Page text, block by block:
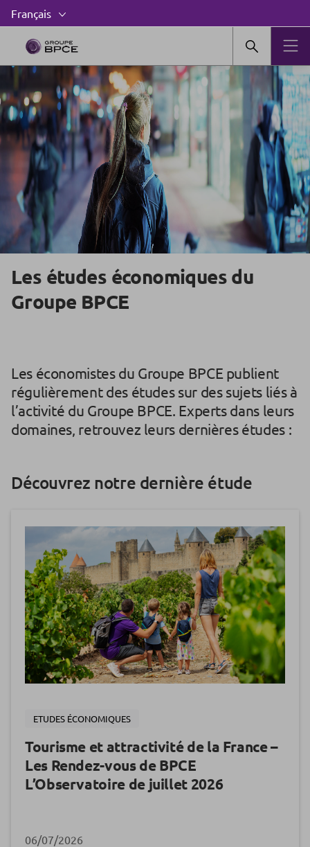
Les études économiques du
Groupe BPCE
Les économistes du Groupe BPCE publient
régulièrement des études sur des sujets liés à
l’activité du Groupe BPCE. Experts dans leurs
domaines, retrouvez leurs dernières études :
Découvrez notre dernière étude
ETUDES ÉCONOMIQUES
Tourisme et attractivité de la France –
Les Rendez-vous de BPCE
L’Observatoire de juillet 2026
06/07/2026